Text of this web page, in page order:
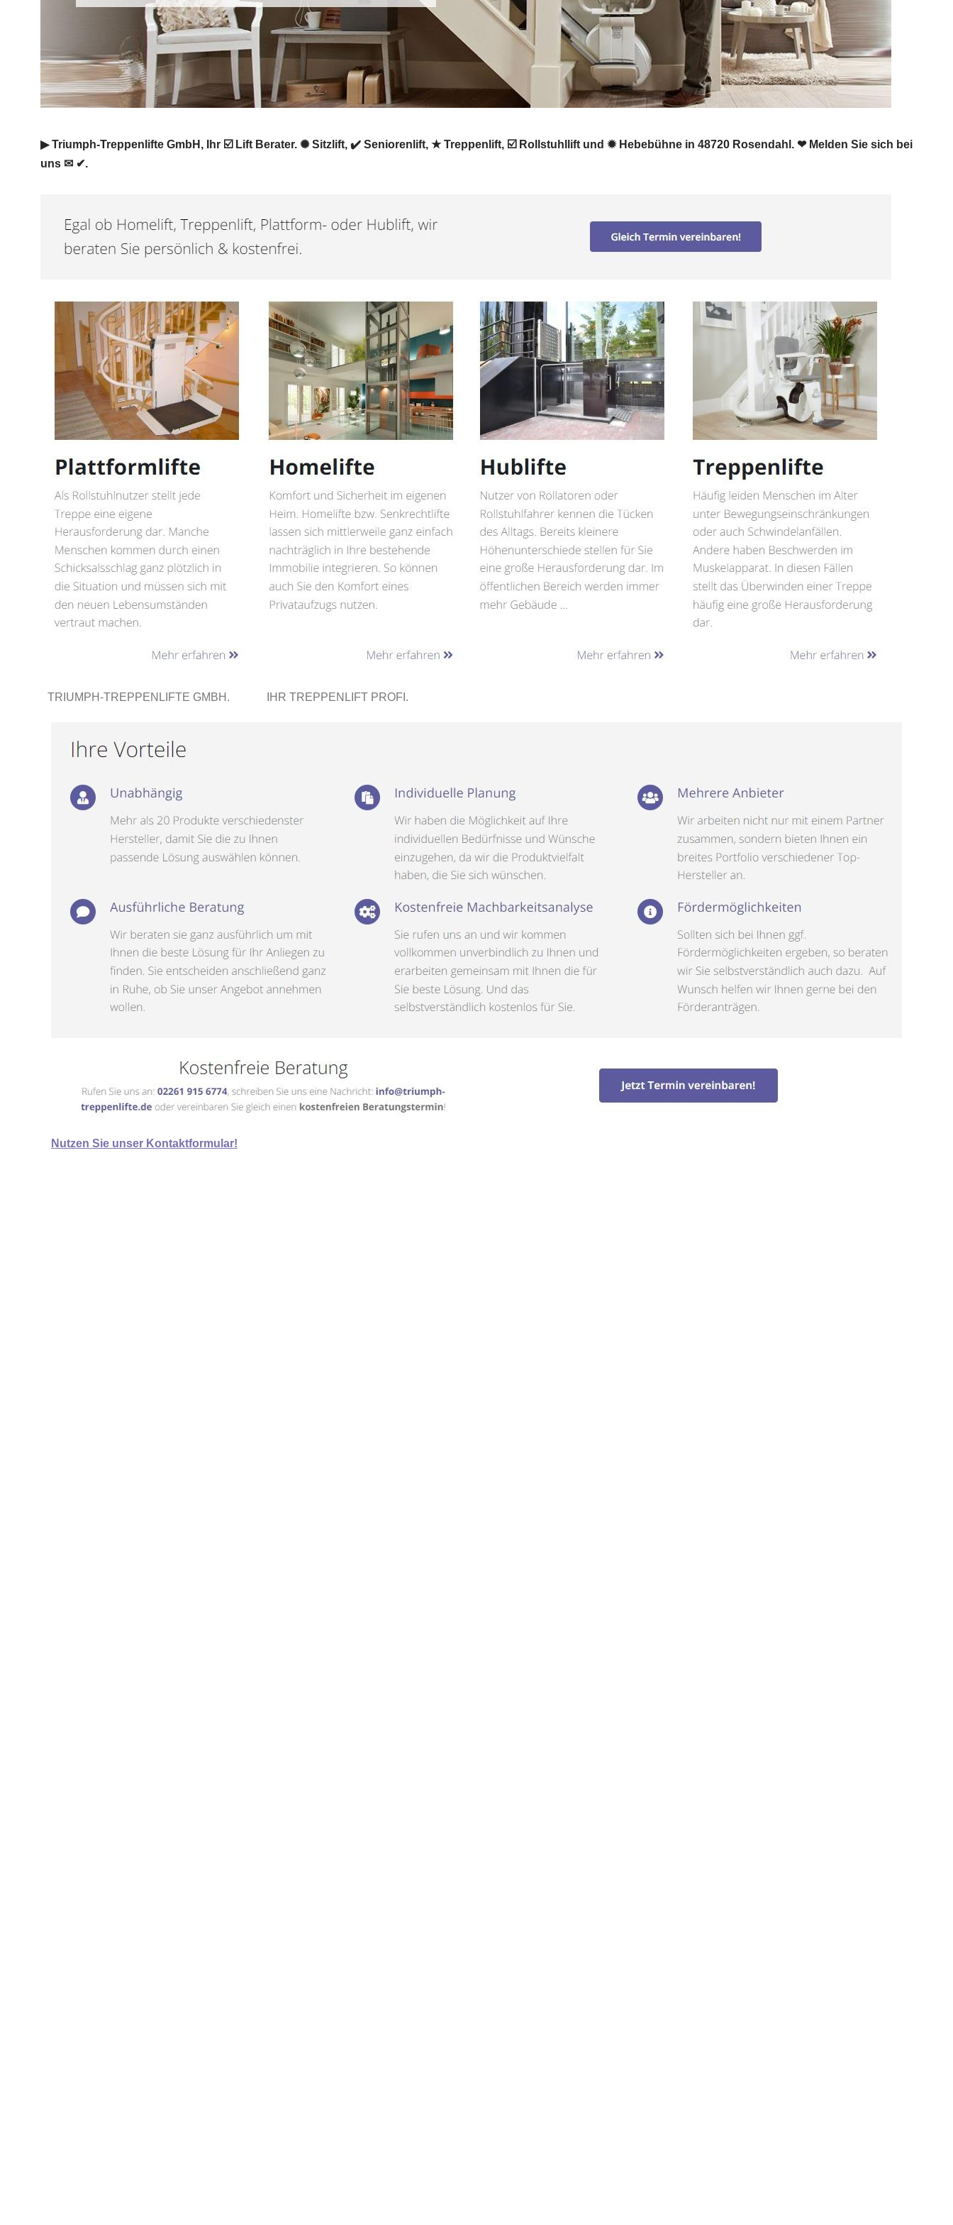
▶︎ Triumph-Treppenlifte GmbH, Ihr ☑️ Lift Berater. ✺ Sitzlift, ✔️ Seniorenlift, ★ Treppenlift, ☑️ Rollstuhllift und ✹ Hebebühne in 48720 Rosendahl. ❤ Melden Sie sich bei
uns ✉ ✔.
TRIUMPH-TREPPENLIFTE GMBH. IHR TREPPENLIFT PROFI.
Nutzen Sie unser Kontaktformular!